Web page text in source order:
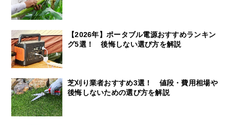
【2026年】ポータブル電源おすすめランキン
グ5選！ 後悔しない選び方を解説
芝刈り業者おすすめ3選！ 値段・費用相場や
後悔しないための選び方を解説